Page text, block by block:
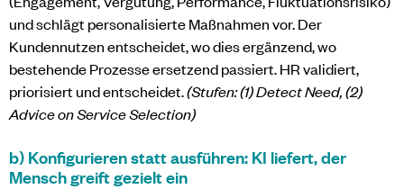
und schlägt personalisierte Maßnahmen vor. Der
Kundennutzen entscheidet, wo dies ergänzend, wo
bestehende Prozesse ersetzend passiert. HR validiert,
priorisiert und entscheidet.(Stufen: (1) Detect Need, (2)
Advice on Service Selection)
b) Konfigurieren statt ausführen: KI liefert, der
Mensch greift gezielt ein